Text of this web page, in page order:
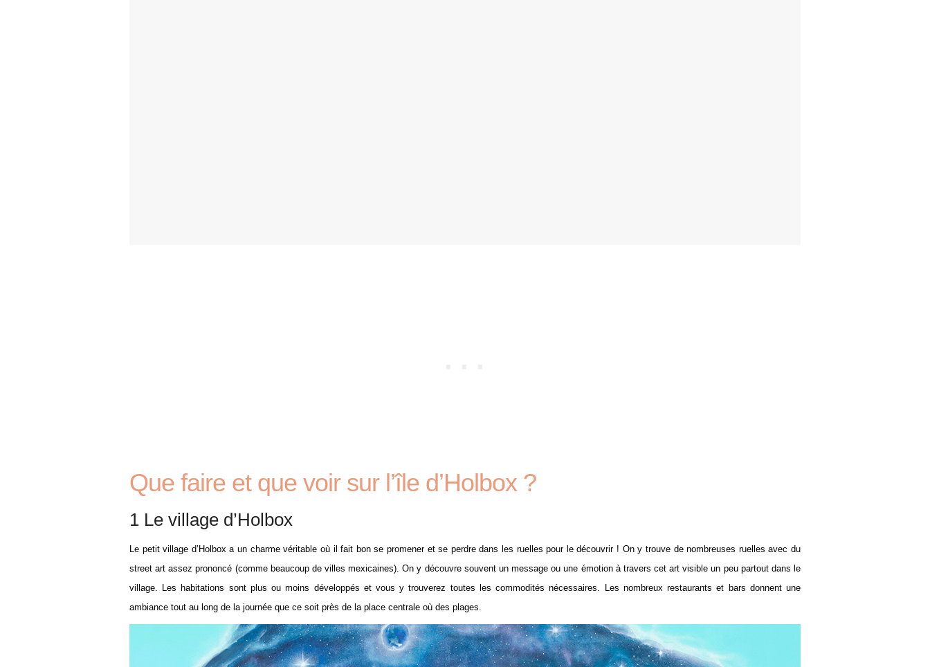
Que faire et que voir sur l’île d’Holbox ?
1 Le village d’Holbox
Le petit village d’Holbox a un charme véritable où il fait bon se promener et se perdre dans les ruelles pour le découvrir ! On y trouve de nombreuses ruelles avec du
street art assez prononcé (comme beaucoup de villes mexicaines). On y découvre souvent un message ou une émotion à travers cet art visible un peu partout dans le
village. Les habitations sont plus ou moins développés et vous y trouverez toutes les commodités nécessaires. Les nombreux restaurants et bars donnent une
ambiance tout au long de la journée que ce soit près de la place centrale où des plages.